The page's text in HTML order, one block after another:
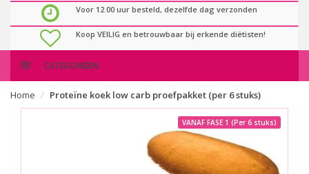
Voor 12.00 uur besteld, dezelfde dag verzonden
Koop VEILIG en betrouwbaar bij erkende diëtisten!
CATEGORIEËN
Home Proteïne koek low carb proefpakket (per 6 stuks)
VANAF FASE 1 (Per 6 stuks)